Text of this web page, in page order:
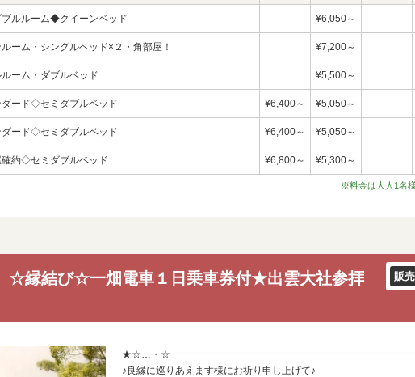
ブルルーム◆クイーンベッド ¥6,050～
ルーム・シングルベッド×２・角部屋！ ¥7,200～
ルーム・ダブルベッド ¥5,500～
ダード◇セミダブルベッド ¥6,400～ ¥5,050～
ダード◇セミダブルベッド ¥6,400～ ¥5,050～
確約◇セミダブルベッド ¥6,800～ ¥5,300～
※料金は大人1名
☆縁結び☆一畑電車１日乗車券付★出雲大社参拝
販
★☆…・
♪良縁に巡りあえます様にお祈り申し上げて♪